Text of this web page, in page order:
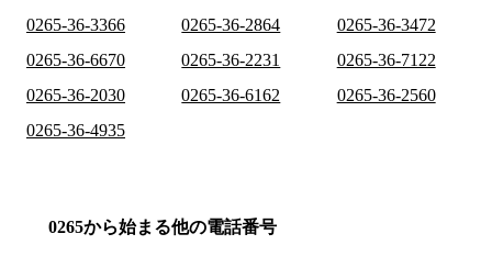
0265-36-3366
0265-36-2864
0265-36-3472
0265-36-6670
0265-36-2231
0265-36-7122
0265-36-2030
0265-36-6162
0265-36-2560
0265-36-4935
0265から始まる他の電話番号